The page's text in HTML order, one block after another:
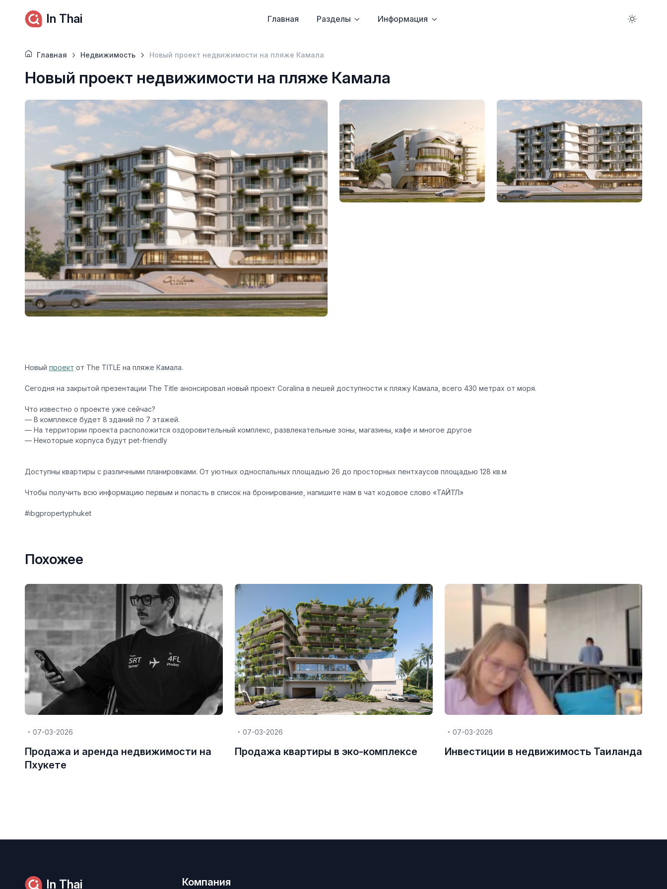
In Thai Главная Разделы Информация
Главная Недвижимость Новый проект недвижимости на пляже Камала
Новый проект недвижимости на пляже Камала
Новый проект от The TITLE на пляже Камала.
Сегодня на закрытой презентации The Title анонсировал новый проект Coralina в пешей доступности к пляжу Камала, всего 430 метрах от моря.
Что известно о проекте уже сейчас?
— В комплексе будет 8 зданий по 7 этажей.
— На территории проекта расположится оздоровительный комплекс, развлекательные зоны, магазины, кафе и многое другое
— Некоторые корпуса будут pet-friendly
Доступны квартиры с различными планировками. От уютных односпальных площадью 26 до просторных пентхаусов площадью 128 кв.м
Чтобы получить всю информацию первым и попасть в список на бронирование, напишите нам в чат кодовое слово «ТАЙТЛ»
#ibgpropertyphuket
Похожее
07-03-2026
Продажа и аренда недвижимости на
Пхукете
07-03-2026
Продажа квартиры в эко-комплексе
07-03-2026
Инвестиции в недвижимость Таиланда
In Thai Компания